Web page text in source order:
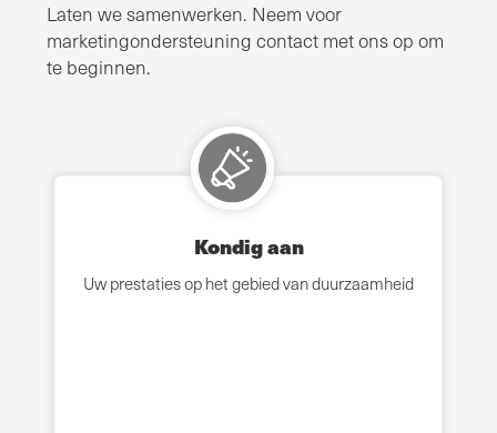
Laten we samenwerken. Neem voor
marketingondersteuning contact met ons op om
te beginnen.
Kondig aan
Uw prestaties op het gebied van duurzaamheid